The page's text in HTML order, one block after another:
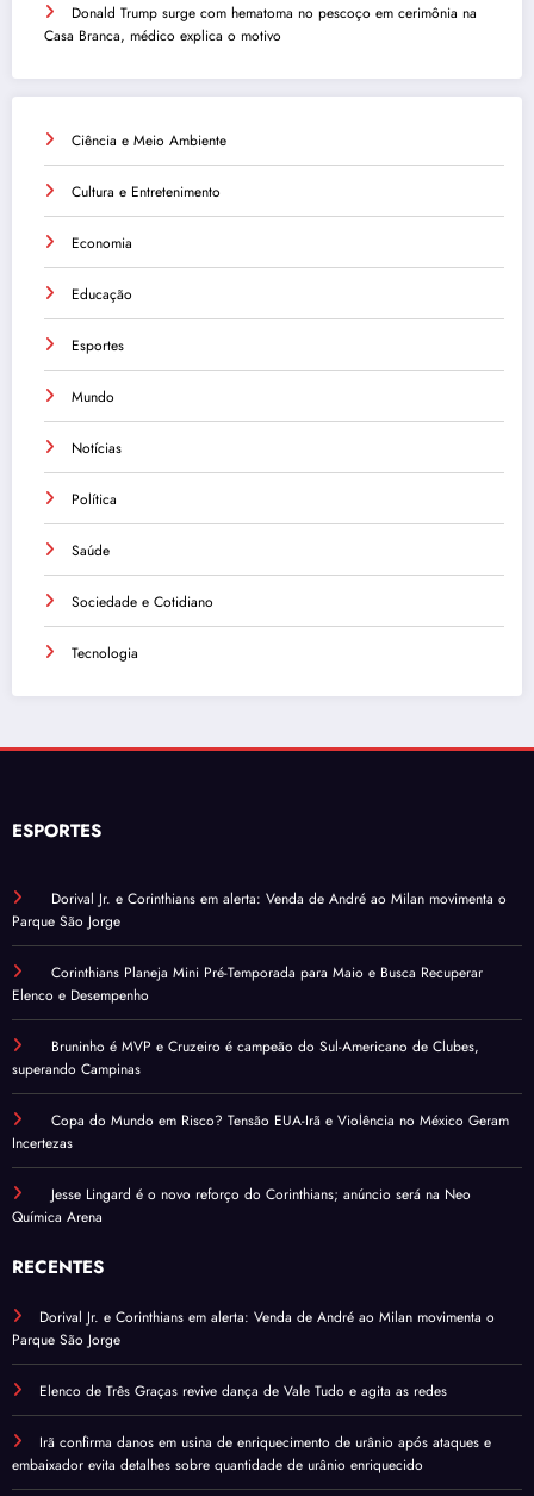
Donald Trump surge com hematoma no pescoço em cerimônia na
Casa Branca, médico explica o motivo
Ciência e Meio Ambiente
Cultura e Entretenimento
Economia
Educação
Esportes
Mundo
Notícias
Política
Saúde
Sociedade e Cotidiano
Tecnologia
ESPORTES
Dorival Jr. e Corinthians em alerta: Venda de André ao Milan movimenta o
Parque São Jorge
Corinthians Planeja Mini Pré-Temporada para Maio e Busca Recuperar
Elenco e Desempenho
Bruninho é MVP e Cruzeiro é campeão do Sul-Americano de Clubes,
superando Campinas
Copa do Mundo em Risco? Tensão EUA-Irã e Violência no México Geram
Incertezas
Jesse Lingard é o novo reforço do Corinthians; anúncio será na Neo
Química Arena
RECENTES
Dorival Jr. e Corinthians em alerta: Venda de André ao Milan movimenta o
Parque São Jorge
Elenco de Três Graças revive dança de Vale Tudo e agita as redes
Irã confirma danos em usina de enriquecimento de urânio após ataques e
embaixador evita detalhes sobre quantidade de urânio enriquecido